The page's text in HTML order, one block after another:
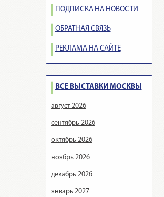
ПОДПИСКА НА НОВОСТИ
ОБРАТНАЯ СВЯЗЬ
РЕКЛАМА НА САЙТЕ
ВСЕ ВЫСТАВКИ МОСКВЫ
август 2026
сентябрь 2026
октябрь 2026
ноябрь 2026
декабрь 2026
январь 2027